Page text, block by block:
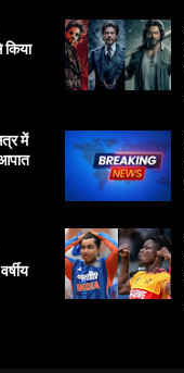
में